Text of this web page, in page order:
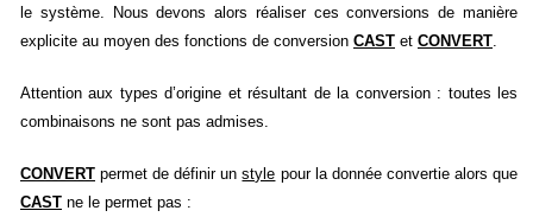
le système. Nous devons alors réaliser ces conversions de manière
explicite au moyen des fonctions de conversion CAST et CONVERT.
Attention aux types d’origine et résultant de la conversion : toutes les
combinaisons ne sont pas admises.
CONVERT permet de définir unstyle pour la donnée convertie alors que
CAST ne le permet pas :